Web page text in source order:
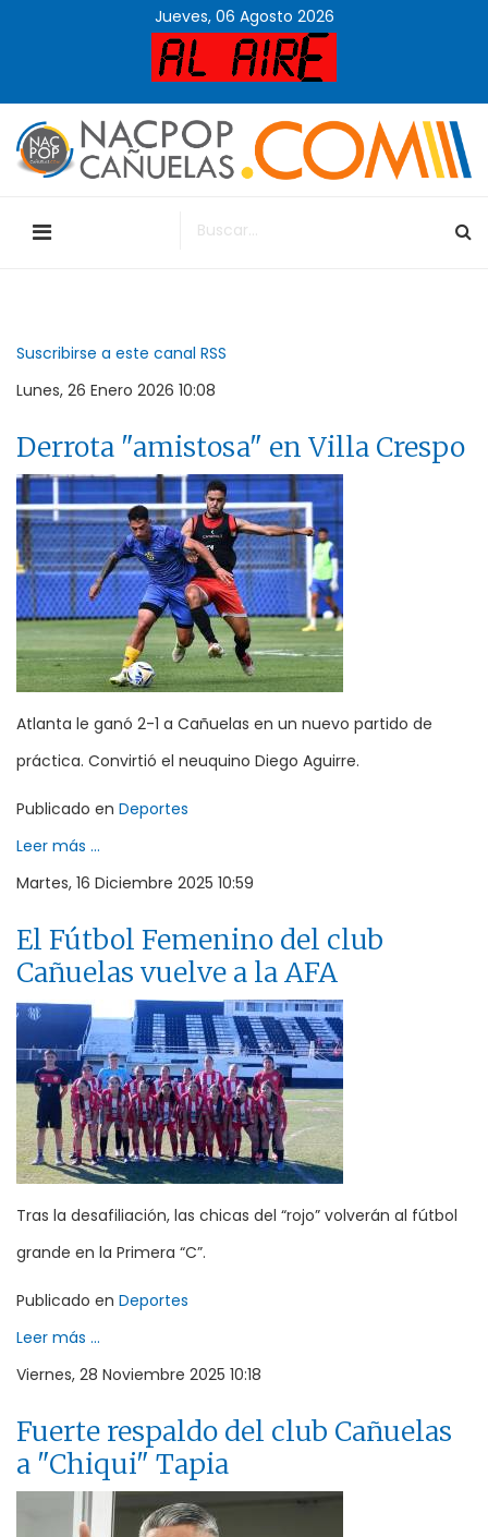
Jueves, 06 Agosto 2026
Suscribirse a este canal RSS
Lunes, 26 Enero 2026 10:08
Derrota "amistosa" en Villa Crespo
Atlanta le ganó 2-1 a Cañuelas en un nuevo partido de
práctica. Convirtió el neuquino Diego Aguirre.
Publicado en Deportes
Leer más ...
Martes, 16 Diciembre 2025 10:59
El Fútbol Femenino del club
Cañuelas vuelve a la AFA
Tras la desafiliación, las chicas del “rojo” volverán al fútbol
grande en la Primera “C”.
Publicado en Deportes
Leer más ...
Viernes, 28 Noviembre 2025 10:18
Fuerte respaldo del club Cañuelas
a "Chiqui" Tapia